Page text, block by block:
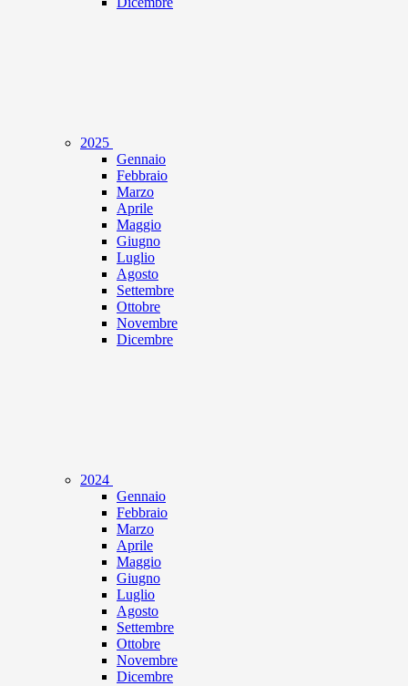
2025
Gennaio
Febbraio
Marzo
Aprile
Maggio
Giugno
Luglio
Agosto
Settembre
Ottobre
Novembre
Dicembre
2024
Gennaio
Febbraio
Marzo
Aprile
Maggio
Giugno
Luglio
Agosto
Settembre
Ottobre
Novembre
Dicembre